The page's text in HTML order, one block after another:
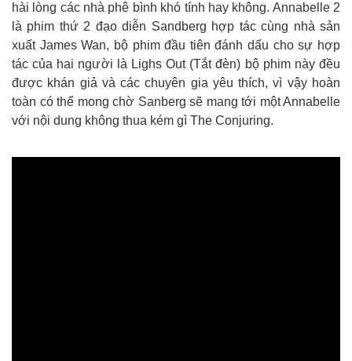
hài lòng các nhà phê bình khó tính hay không. Annabelle 2
là phim thứ 2 đạo diễn Sandberg hợp tác cùng nhà sản
xuất James Wan, bộ phim đầu tiên đánh dấu cho sự hợp
tác của hai người là Lighs Out (Tắt đèn) bộ phim này đều
được khán giả và các chuyên gia yêu thích, vì vậy hoàn
toàn có thể mong chờ Sanberg sẽ mang tới một Annabelle
với nội dung không thua kém gì The Conjuring.